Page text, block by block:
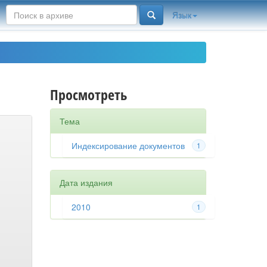
Язык
Просмотреть
Тема
1
Индексирование документов
Дата издания
1
2010